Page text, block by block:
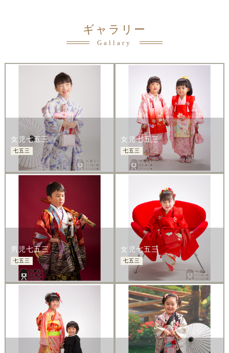
ギャラリー
Gallary
女児七五三
七五三
女児七五三
七五三
男児七五三
七五三
女児七五三
七五三